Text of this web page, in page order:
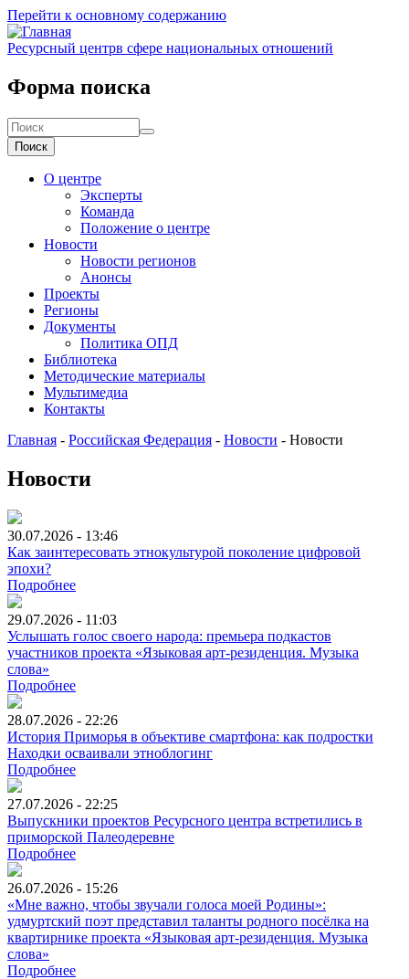
Перейти к основному содержанию
Ресурсный центрв сфере национальных отношений
Форма поиска
Поиск
О центре
Эксперты
Команда
Положение о центре
Новости
Новости регионов
Анонсы
Проекты
Регионы
Документы
Политика ОПД
Библиотека
Методические материалы
Мультимедиа
Контакты
Главная - Российская Федерация - Новости - Новости
Новости
30.07.2026 - 13:46
Как заинтересовать этнокультурой поколение цифровой
эпохи?
Подробнее
29.07.2026 - 11:03
Услышать голос своего народа: премьера подкастов
участников проекта «Языковая арт-резиденция. Музыка
слова»
Подробнее
28.07.2026 - 22:26
История Приморья в объективе смартфона: как подростки
Находки осваивали этноблогинг
Подробнее
27.07.2026 - 22:25
Выпускники проектов Ресурсного центра встретились в
приморской Палеодеревне
Подробнее
26.07.2026 - 15:26
«Мне важно, чтобы звучали голоса моей Родины»:
удмуртский поэт представил таланты родного посёлка на
квартирнике проекта «Языковая арт-резиденция. Музыка
слова»
Подробнее